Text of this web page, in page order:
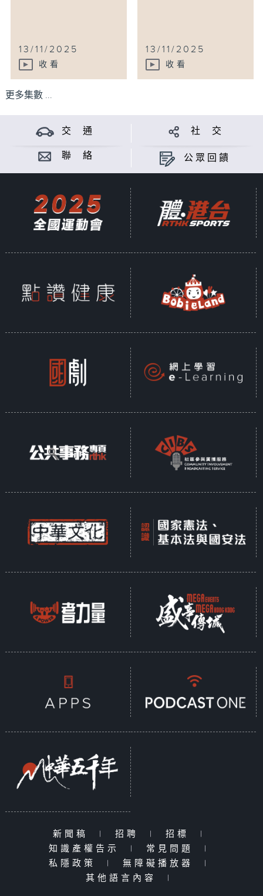
13/11/2025
收看
13/11/2025
收看
更多集數 ...
交 通 社 交
聯 絡 公眾回饋
新聞稿 | 招聘 | 招標
|
知識產權告示
| 常見問題
|
私隱政策
| 無障礙播放器
|
其他語言內容
|